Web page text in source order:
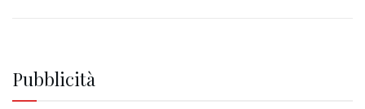
Pubblicità